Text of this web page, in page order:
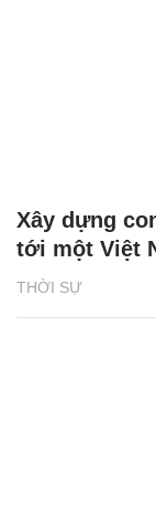
THỜI SỰ
Xây dựng
tới một Việt